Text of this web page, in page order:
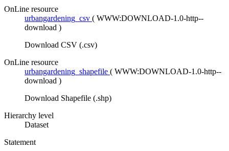
OnLine resource
urbangardening_csv ( WWW:DOWNLOAD-1.0-http--
download )
Download CSV (.csv)
OnLine resource
urbangardening_shapefile ( WWW:DOWNLOAD-1.0-http--
download )
Download Shapefile (.shp)
Hierarchy level
Dataset
Statement